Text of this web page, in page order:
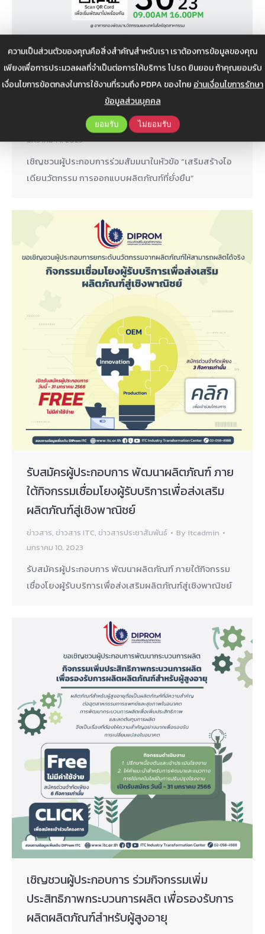
ความเป็นส่วนตัวของคุณคือสิ่งสำคัญสำหรับเรา เราต้องการข้อมูลของคุณ
เพียงเพื่อการประมวลผลที่จำเป็นต่อการให้บริการ โปรด ยินยอม ถ้าคุณยอมรับ
เงื่อนไขการข้อตกลงในการใช้งานที่รวมถึง PDPA ของไทยอ่านเงื่อนไขการรักษา
ข้อมูลส่วนบุคคล
ยอมรับ ไม่ยอมรับ
เชิญชวนผู้ประกอบการร่วมสัมมนาในหัวข้อ
“เสริมสร้างไอเดียนวัตกรรม การออกแบบ
ผลิตภัณฑ์ที่ยั่งยืน”
ข่าวสาร ITC ,ข่าวสารประชาสัมพันธ์ By
มกราคม 14, 2023
เชิญชวนผู้ประกอบการร่วมสัมมนาในหัวข้อ “เสริมสร้างไอ
เดียนวัตกรรม การออกแบบผลิตภัณฑ์ที่ยั่งยืน”
รับสมัครผู้ประกอบการ พัฒนาผลิตภัณฑ์ ภาย
ใต้กิจกรรมเชื่อมโยงผู้รับบริการเพื่อส่งเสริม
ผลิตภัณฑ์สู่เชิงพาณิชย์
ข่าวสาร, ข่าวสาร ITC, ข่าวสารประชาสัมพันธ์ By itcadmin
มกราคม 10, 2023
รับสมัครผู้ประกอบการ พัฒนาผลิตภัณฑ์ ภายใต้กิจกรรม
เชื่องโยงผู้รับบริการเพื่อส่งเสริมผลิตภัณฑ์สู่เชิงพาณิชย์
เชิญชวนผู้ประกอบการ ร่วมกิจกรรมเพิ่ม
ประสิทธิภาพกระบวนการผลิต เพื่อรองรับการ
ผลิตผลิตภัณฑ์สำหรับผู้สูงอายุ